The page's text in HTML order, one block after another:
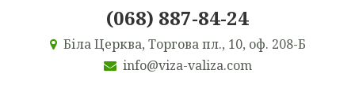
(068) 887-84-24
Біла Церква, Торгова пл., 10, оф. 208-Б
info@viza-valiza.com